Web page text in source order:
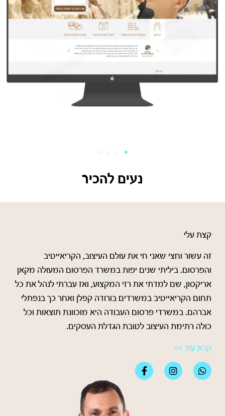
נעים להכיר
קצת עלי
זה עשור וחצי שאני חי את עולם העיצוב, הקריאייטיב
והפרסום. ביליתי שנים יפות במשרד הפרסום המעולה מקאן
אריקסון, שם למדתי את רזי המקצוע, ואז עברתי לנהל את כל
תחום הקריאייטיב במשרדים בורודה קפלן ואחר כך בנפתלי
אברהם. במשרדי פרסום העבודה היא מוכוונת תוצאות וכל
כולה רתימת העיצוב לטובת הגדלת העסקים.
קרא עוד >>